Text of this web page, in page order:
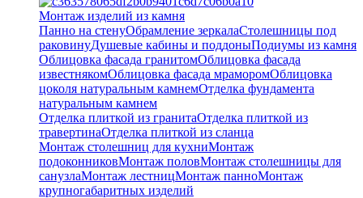
Монтаж изделий из камня
Панно на стенуОбрамление зеркалаСтолешницы под
раковинуДушевые кабины и поддоныПодиумы из камня
Облицовка фасада гранитомОблицовка фасада
известнякомОблицовка фасада мраморомОблицовка
цоколя натуральным камнемОтделка фундамента
натуральным камнем
Отделка плиткой из гранитаОтделка плиткой из
травертинаОтделка плиткой из сланца
Монтаж столешниц для кухниМонтаж
подоконниковМонтаж половМонтаж столешницы для
санузлаМонтаж лестницМонтаж панноМонтаж
крупногабаритных изделий